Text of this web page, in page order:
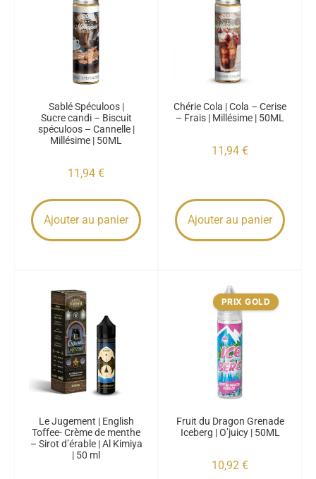
Sablé Spéculoos |
Sucre candi – Biscuit
spéculoos – Cannelle |
Millésime | 50ML
11,94 €
Ajouter au panier
Chérie Cola | Cola – Cerise
– Frais | Millésime | 50ML
11,94 €
Ajouter au panier
Le Jugement | English
Toffee- Crème de menthe
– Sirot d’érable | Al Kimiya
| 50 ml
PRIX GOLD
Fruit du Dragon Grenade
Iceberg | O’juicy | 50ML
10,92 €